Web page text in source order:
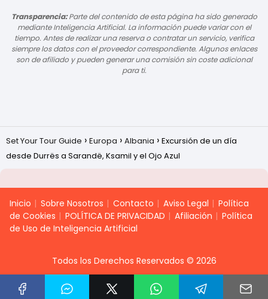
Transparencia:Parte del contenido de esta página ha sido generado
mediante Inteligencia Artificial. La información puede variar con el
tiempo. Antes de realizar una reserva o contratar un servicio, verifica
siempre los datos con el proveedor correspondiente. Algunos enlaces
son de afiliado y pueden generar una comisión sin coste adicional
para ti.
Set Your Tour Guide Europa Albania
Excursión de un día
desde Durrës a Sarandë, Ksamil y el Ojo Azul
Inicio Sobre Nosotros Contacto Aviso Legal
Política
de Cookies
POLÍTICA DE PRIVACIDAD Afiliación
Política
de Uso de Inteligencia Artificial
Todos los Derechos Reservados © 2026